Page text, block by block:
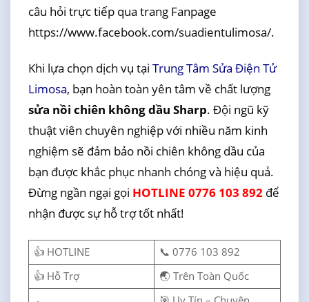
câu hỏi trực tiếp qua trang Fanpage
https://www.facebook.com/suadientulimosa/.
Khi lựa chọn dịch vụ tại Trung Tâm Sửa Điện Tử
Limosa, bạn hoàn toàn yên tâm về chất lượng
sửa nồi chiên không dầu Sharp. Đội ngũ kỹ
thuật viên chuyên nghiệp với nhiều năm kinh
nghiệm sẽ đảm bảo nồi chiên không dầu của
bạn được khắc phục nhanh chóng và hiệu quả.
Đừng ngần ngại gọi HOTLINE 0776 103 892để
nhận được sự hỗ trợ tốt nhất!
👍 HOTLINE
📞 0776 103 892
👍 Hỗ Trợ
🌏 Trên Toàn Quốc